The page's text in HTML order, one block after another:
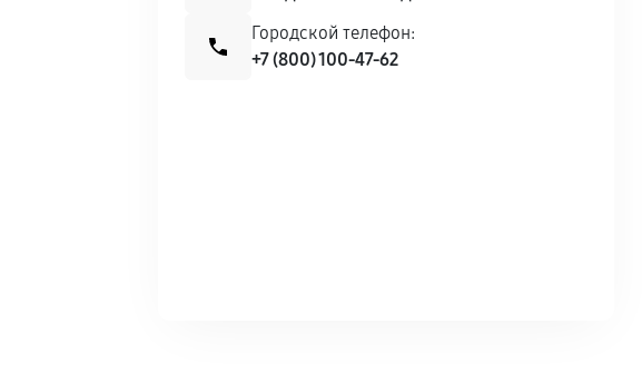
Городской телефон:
+7 (800) 100-47-62